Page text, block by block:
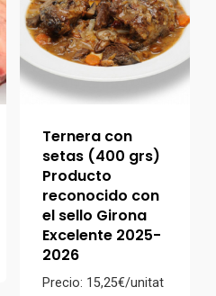
Ternera con
setas (400 grs)
Producto
reconocido con
el sello Girona
Excelente 2025-
2026
Precio: 15,25€/unitat